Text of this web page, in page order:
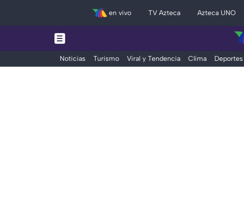
en vivo TV Azteca Azteca UNO
Noticias Turismo Viral y Tendencia Clima Deportes